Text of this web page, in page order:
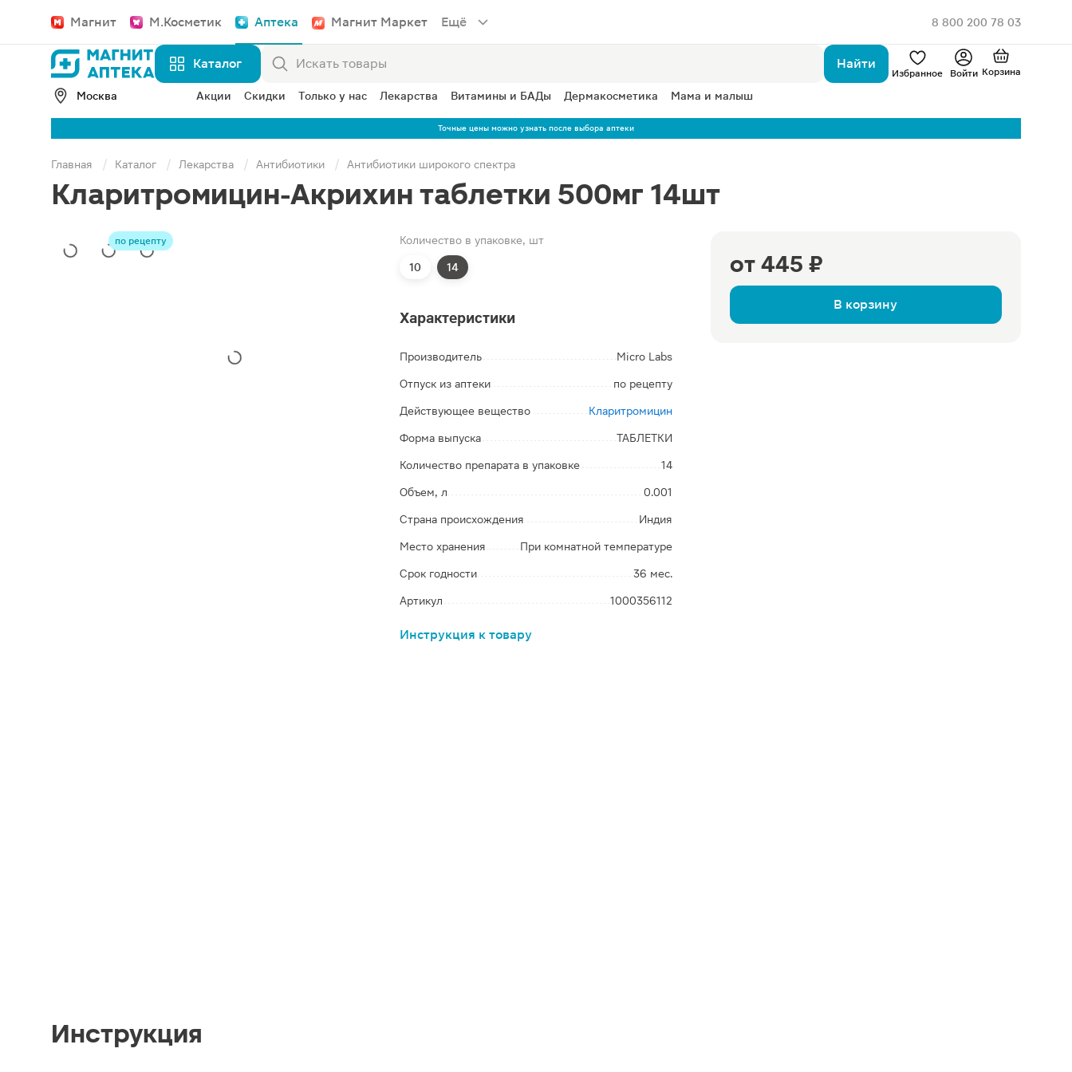
Магнит М.Косметик Аптека Магнит Маркет Ещё 8 800 200 78 03
Каталог Найти
Избранное Войти Корзина
Москва Акции Скидки Только у нас Лекарства Витамины и БАДы Дермакосметика Мама и малыш
Точные цены можно узнать после выбора аптеки
Главная Каталог Лекарства Антибиотики Антибиотики широкого спектра
Кларитромицин-Акрихин таблетки 500мг 14шт
по рецепту
от 445 ₽
В корзину
Количество в упаковке, шт
10 14
Характеристики
Производитель Micro Labs
Отпуск из аптеки по рецепту
Действующее вещество Кларитромицин
Форма выпуска ТАБЛЕТКИ
Количество препарата в упаковке 14
Объем, л 0.001
Страна происхождения Индия
Место хранения При комнатной температуре
Срок годности 36 мес.
Артикул 1000356112
Инструкция к товару
Инструкция